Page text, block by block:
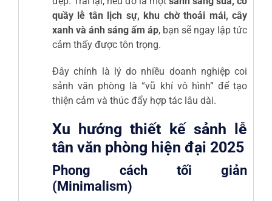
quầy lễ tân lịch sự, khu chờ thoải mái, cây
xanh và ánh sáng ấm áp, bạn sẽ ngay lập tức
cảm thấy được tôn trọng.
Đây chính là lý do nhiều doanh nghiệp coi
sảnh văn phòng là “vũ khí vô hình” để tạo
thiện cảm và thúc đẩy hợp tác lâu dài.
Xu hướng thiết kế sảnh lễ
tân văn phòng hiện đại 2025
Phong cách tối giản
(Minimalism)